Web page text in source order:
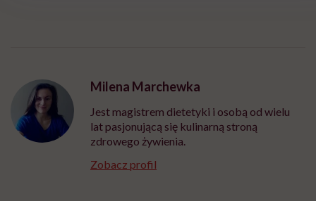
Milena Marchewka
Jest magistrem dietetyki i osobą od wielu
lat pasjonującą się kulinarną stroną
zdrowego żywienia.
Zobacz profil